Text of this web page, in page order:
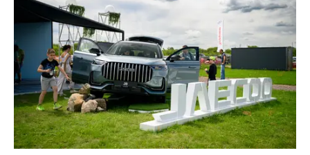
Кредитные программы
Страхование
Кредитный калькулятор
Аксессуары
Одежда и сувениры
Оригинальные аксессуары
Запчасти
Клиентская поддержка
O&J Автоклуб
Клуб владельцев OMODA
Приложение O&J
Аксессуары
Одежда и сувениры
Обратная связь